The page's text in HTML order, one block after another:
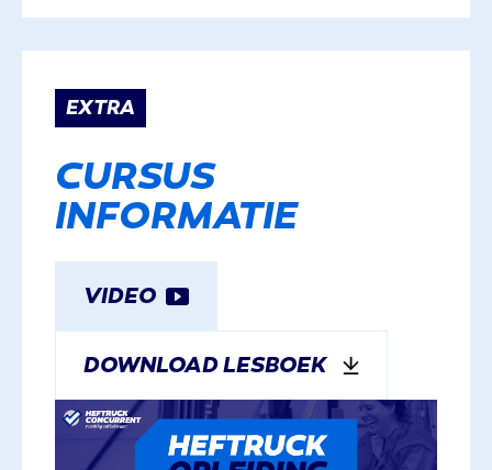
EXTRA
CURSUS
INFORMATIE
VIDEO
DOWNLOAD LESBOEK